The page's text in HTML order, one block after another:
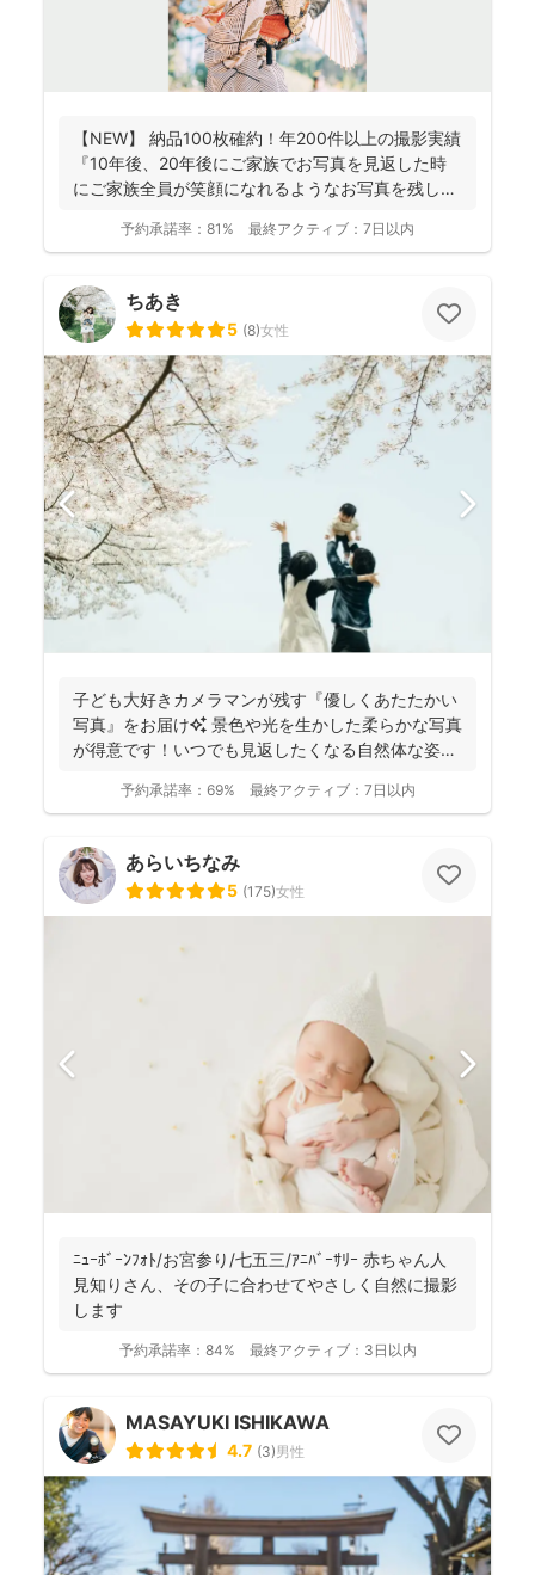
【NEW】 納品100枚確約！年200件以上の撮影実績
『10年後、20年後にご家族でお写真を見返した時
にご家族全員が笑顔になれるようなお写真を残し
予約承諾率： 81% 最終アクティブ： 7日以内
ちあき
5 (8)女性
子ども大好きカメラマンが残す『優しくあたたかい
写真』をお届け✨ 景色や光を生かした柔らかな写真
が得意です！いつでも見返したくなる自然体な姿を
予約承諾率： 69% 最終アクティブ： 7日以内
あらいちなみ
5 (175)女性
ﾆｭｰﾎﾞｰﾝﾌｫﾄ/お宮参り/七五三/ｱﾆﾊﾞｰｻﾘｰ 赤ちゃん人
見知りさん、その子に合わせてやさしく自然に撮影
します
予約承諾率： 84% 最終アクティブ： 3日以内
MASAYUKI ISHIKAWA
4.7 (3)男性